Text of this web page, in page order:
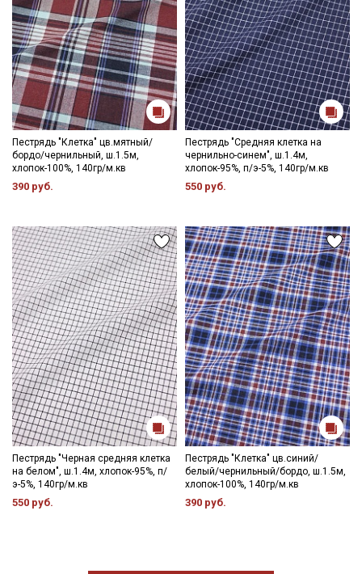
Пестрядь "Клетка" цв.мятный/
бордо/чернильный, ш.1.5м,
хлопок-100%, 140гр/м.кв
390 руб.
Пестрядь "Средняя клетка на
чернильно-синем", ш.1.4м,
хлопок-95%, п/э-5%, 140гр/м.кв
550 руб.
Пестрядь "Черная средняя клетка
на белом", ш.1.4м, хлопок-95%, п/
э-5%, 140гр/м.кв
550 руб.
Пестрядь "Клетка" цв.синий/
белый/чернильный/бордо, ш.1.5м,
хлопок-100%, 140гр/м.кв
390 руб.